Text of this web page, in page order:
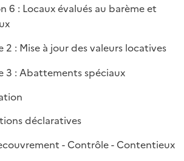
6 : Locaux évalués au barème et
2 : Mise à jour des valeurs locatives
3 : Abattements spéciaux
déclaratives
- Contrôle - Contentieux